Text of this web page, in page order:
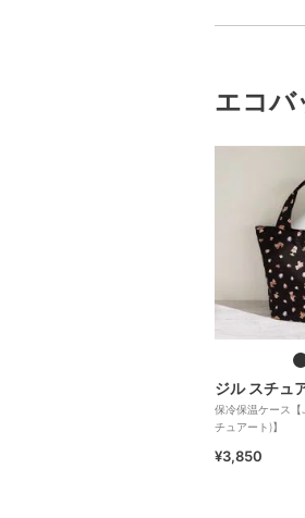
エコバ
ジル スチュ
保冷保温ケース【
チュアート)】
¥3,850